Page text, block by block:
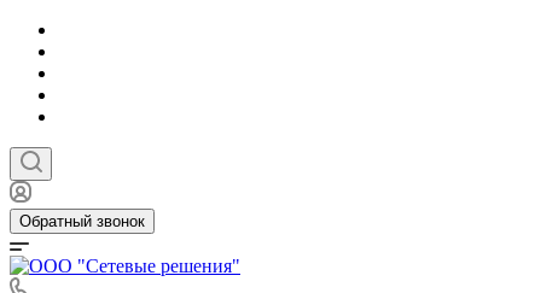
Обратный звонок